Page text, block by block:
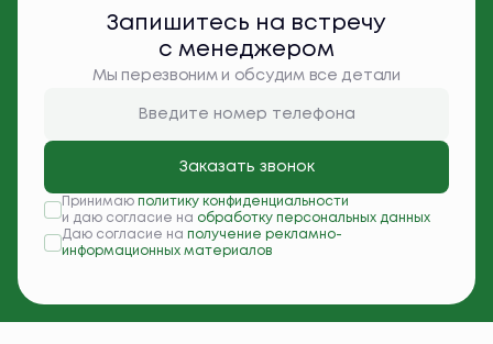
Запишитесь на встречу
с менеджером
Мы перезвоним и обсудим все детали
Заказать звонок
Принимаю политику конфиденциальности
и даю согласие на обработку персональных данных
Даю согласие на получение рекламно-
информационных материалов